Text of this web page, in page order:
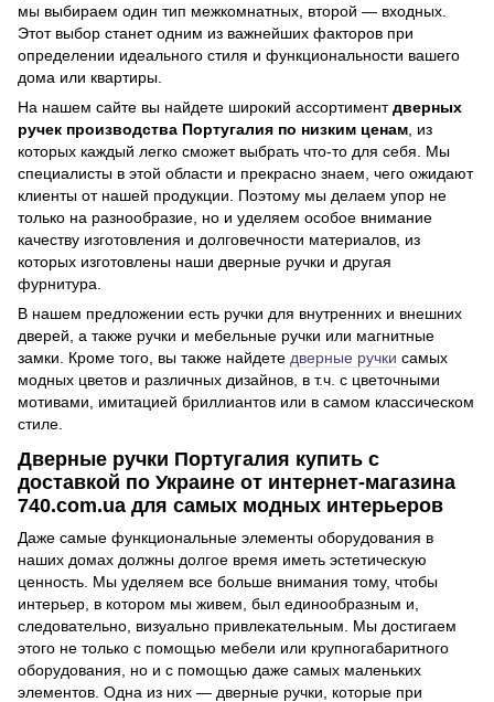
мы выбираем один тип межкомнатных, второй — входных.
Этот выбор станет одним из важнейших факторов при
определении идеального стиля и функциональности вашего
дома или квартиры.
На нашем сайте вы найдете широкий ассортиментдверных
ручек производства Португалия по низким ценам, из
которых каждый легко сможет выбрать что-то для себя. Мы
специалисты в этой области и прекрасно знаем, чего ожидают
клиенты от нашей продукции. Поэтому мы делаем упор не
только на разнообразие, но и уделяем особое внимание
качеству изготовления и долговечности материалов, из
которых изготовлены наши дверные ручки и другая
фурнитура.
В нашем предложении есть ручки для внутренних и внешних
дверей, а также ручки и мебельные ручки или магнитные
замки. Кроме того, вы также найдете дверные ручки самых
модных цветов и различных дизайнов, в т.ч. с цветочными
мотивами, имитацией бриллиантов или в самом классическом
стиле.
Дверные ручки Португалия купить с
доставкой по Украине от интернет-магазина
740.com.ua для самых модных интерьеров
Даже самые функциональные элементы оборудования в
наших домах должны долгое время иметь эстетическую
ценность. Мы уделяем все больше внимания тому, чтобы
интерьер, в котором мы живем, был единообразным и,
следовательно, визуально привлекательным. Мы достигаем
этого не только с помощью мебели или крупногабаритного
оборудования, но и с помощью даже самых маленьких
элементов. Одна из них — дверные ручки, которые при